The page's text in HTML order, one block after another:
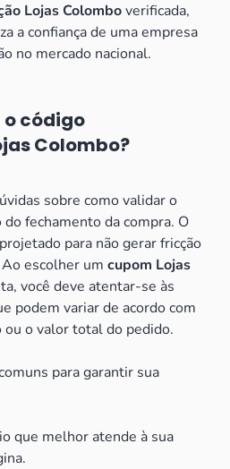
Lojas Colomboverificada,
a confiança de uma empresa
no mercado nacional.
código
Colombo?
sobre como validar o
fechamento da compra. O
para não gerar fricção
escolher um cupom Lojas
você deve atentar-se às
podem variar de acordo com
ou o valor total do pedido.
para garantir sua
que melhor atende à sua